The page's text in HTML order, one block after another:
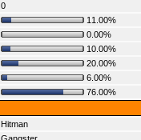
0
11.00%
0.00%
10.00%
20.00%
6.00%
76.00%
Hitman